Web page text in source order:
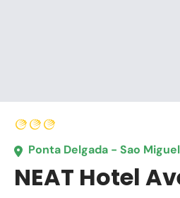
Ponta Delgada - Sao
NEAT Hotel